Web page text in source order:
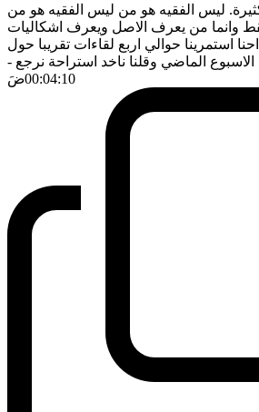
ليس الفقيه هو من ليس الفقيه هو من
وانما من يعرف الاصل ويعرف اشكاليات
استمرينا حوالي اربع لقاءات تقريبا حول
الماضي وقلنا ناخد استراحة نرجع -
00:04:10ضَ